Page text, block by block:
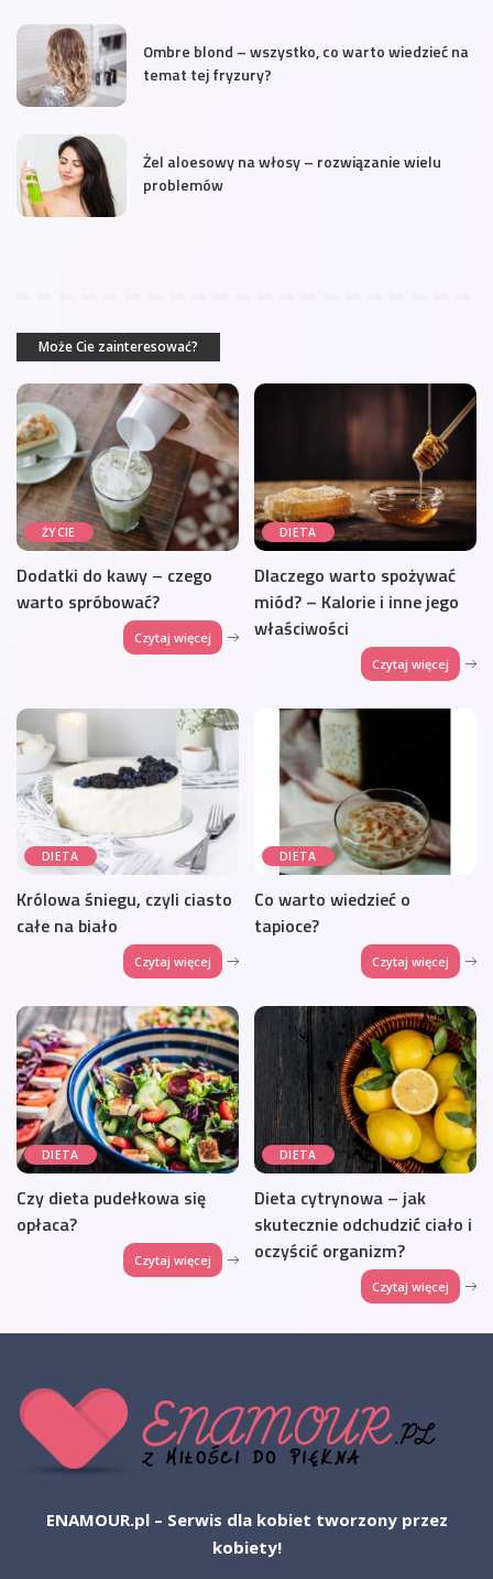
Ombre blond – wszystko, co warto wiedzieć na
temat tej fryzury?
Żel aloesowy na włosy – rozwiązanie wielu
problemów
Może Cie zainteresować?
ŻYCIE
Dodatki do kawy – czego
warto spróbować?
Czytaj więcej
DIETA
Dlaczego warto spożywać
miód? – Kalorie i inne jego
właściwości
Czytaj więcej
DIETA
Królowa śniegu, czyli ciasto
całe na biało
Czytaj więcej
DIETA
Co warto wiedzieć o
tapioce?
Czytaj więcej
DIETA
Czy dieta pudełkowa się
opłaca?
Czytaj więcej
DIETA
Dieta cytrynowa – jak
skutecznie odchudzić ciało i
oczyścić organizm?
Czytaj więcej
ENAMOUR.pl – Serwis dla kobiet tworzony przez
kobiety!